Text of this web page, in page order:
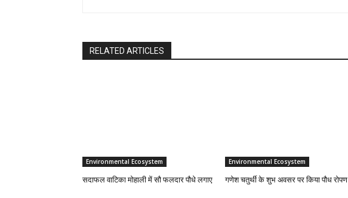
RELATED ARTICLES
Environmental Ecosystem
सदाफल वाटिका मोहाली में सौ फलदार पौधे लगाए
Environmental Ecosystem
गणेश चतुर्थी के शुभ अवसर पर किया पौध रोपण